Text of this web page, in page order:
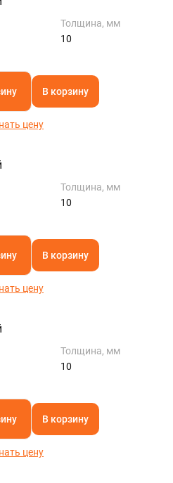
Толщина, мм
10
В корзину
цену
Толщина, мм
10
В корзину
цену
Толщина, мм
10
В корзину
цену